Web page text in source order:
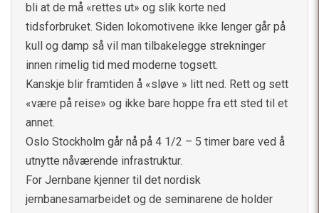
bli at de må «rettes ut» og slik korte ned
tidsforbruket. Siden lokomotivene ikke lenger går på
kull og damp så vil man tilbakelegge strekninger
innen rimelig tid med moderne togsett.
Kanskje blir framtiden å «sløve » litt ned. Rett og sett
«være på reise» og ikke bare hoppe fra ett sted til et
annet.
Oslo Stockholm går nå på 4 1/2 – 5 timer bare ved å
utnytte nåværende infrastruktur.
For Jernbane kjenner til det nordisk
jernbanesamarbeidet og de seminarene de holder